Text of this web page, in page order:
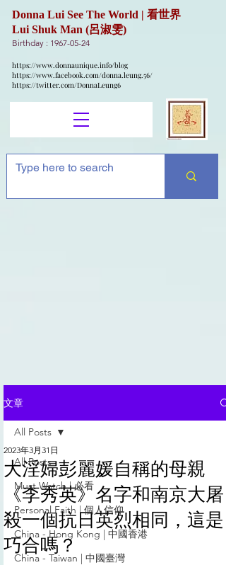
Donna Lui See The World | 看世界
Lui Shuk Man (呂淑雯)
Birthday : 1967-05-24
https://www.donnaunique.info/blog
https://www.facebook.com/donna.leung.56/
https://twitter.com/DonnaLeung6
文章
All Posts
Must Watch | 必看
Personal Faith | 個人信仰
China - Hong Kong | 中國香港
China - Taiwan | 中國臺灣
All Posts
大淫婦彭麗媛自稱的母親
《李秀英》名字和南京大屠
殺一個抗日英烈相同，這是
巧合嗎？
2023年3月31日